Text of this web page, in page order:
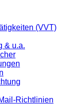
(VVT)
& u.a.
Richtlinien